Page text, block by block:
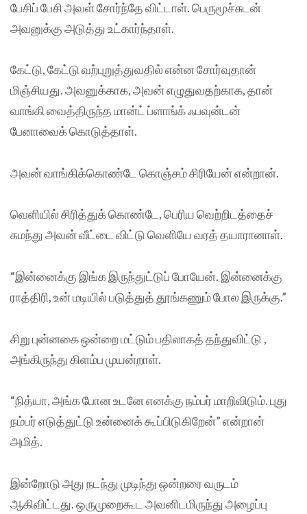
பேசிப் பேசி அவள் சோர்ந்தே விட்டாள். பெருமூச்சுடன்
அவனுக்கு அடுத்து உட்கார்ந்தாள்.
கேட்டு, கேட்டு வற்புறுத்துவதில் என்ன சோர்வுதான்
மிஞ்சியது. அவனுக்காக, அவன் எழுதுவதற்காக, தான்
வாங்கி வைத்திருந்த மான்ட் ப்ளாங்க் ஃபவுன்டன்
பேனாவைக் கொடுத்தாள்.
அவன் வாங்கிக்கொண்டே கொஞ்சம் சிரியேன் என்றான்.
வெளியில் சிரித்துக் கொண்டே, பெரிய வெற்றிடத்தைச்
சுமந்து அவன் வீட்டை விட்டு வெளியே வரத் தயாரானாள்.
“இன்னைக்கு இங்க இருந்துட்டுப் போயேன். இன்னைக்கு
ராத்திரி, உன் மடியில் படுத்துத் தூங்கணும் போல இருக்கு.”
சிறு புன்னகை ஒன்றை மட்டும் பதிலாகத் தந்துவிட்டு ,
அங்கிருந்து கிளம்ப முயன்றாள்.
“நித்யா, அங்க போன உடனே எனக்கு நம்பர் மாறிவிடும். புது
நம்பர் எடுத்துட்டு உன்னைக் கூப்பிடுகிறேன்” என்றான்
அமித்.
இன்றோடு அது நடந்து முடிந்து ஒன்றரை வருடம்
ஆகிவிட்டது. ஒருமுறைகூட அவனிடமிருந்து அழைப்பு